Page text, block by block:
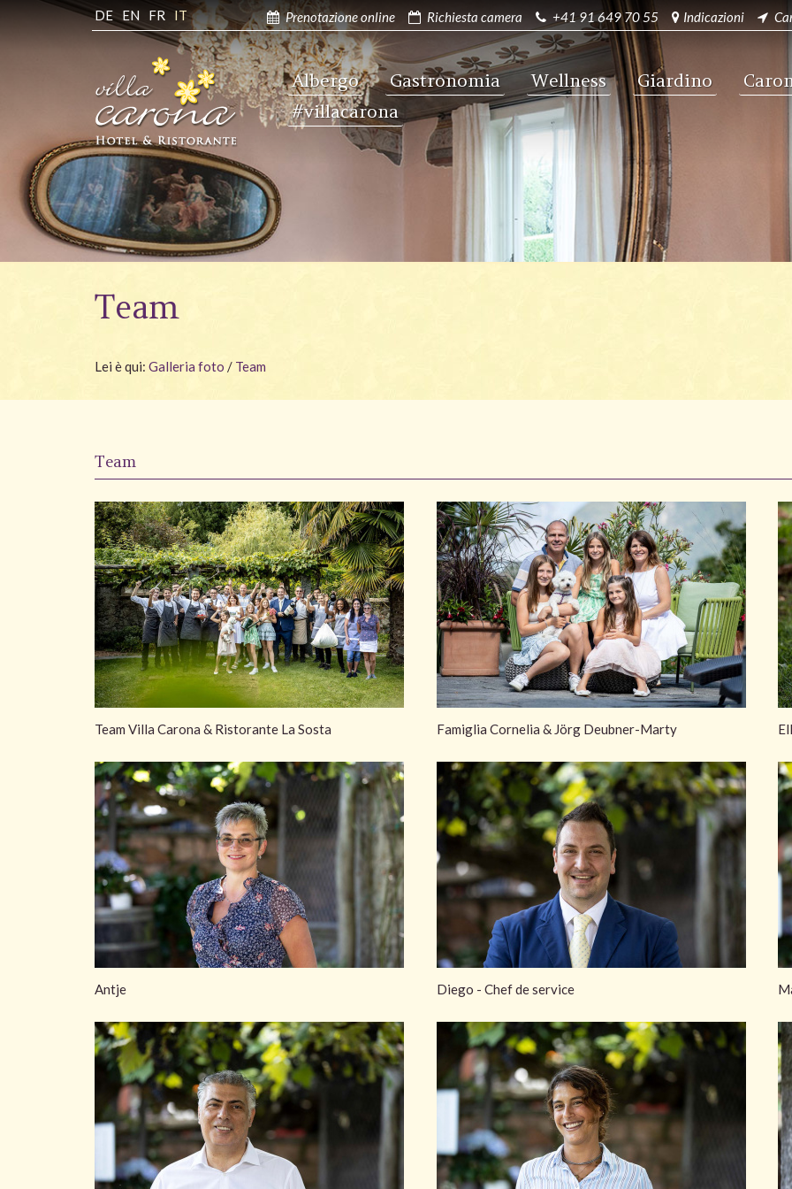
DE EN FR IT Prenotazione online Richiesta camera +41 91 649 70 55 Indicazioni
Albergo Gastronomia Wellness Giardino
#villacarona
Team
Lei è qui: Galleria foto / Team
Team
Team Villa Carona & Ristorante La Sosta Famiglia Cornelia & Jörg Deubner-Marty
Antje Diego - Chef de service